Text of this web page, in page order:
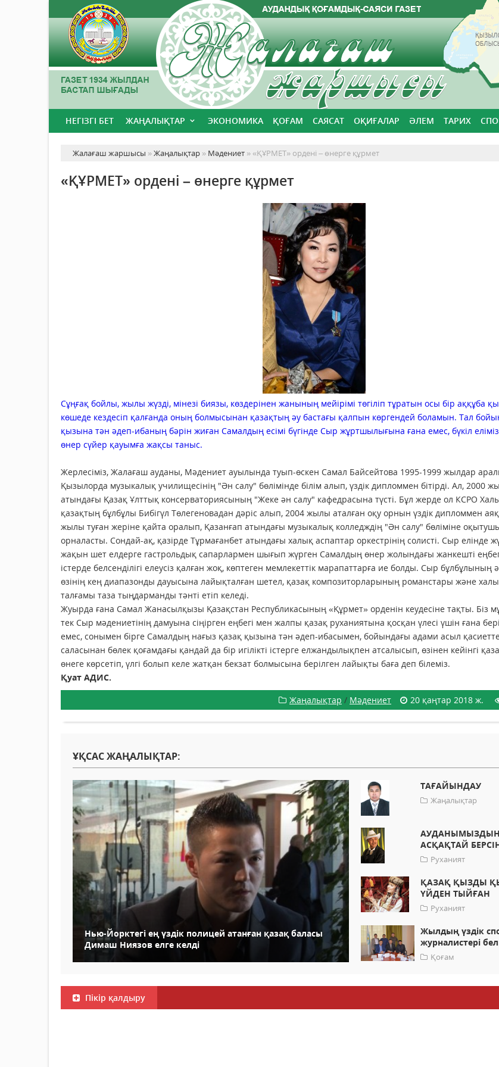
НЕГІЗГІ БЕТ ЖАҢАЛЫҚТАР ЭКОНОМИКА ҚОҒАМ САЯСАТ ОҚИҒАЛАР ӘЛЕМ ТАРИХ
Жалағаш жаршысы »Жаңалықтар » Мәдениет » «ҚҰРМЕТ» ордені – өнерге құрмет
«ҚҰРМЕТ» ордені – өнерге құрмет
Сұңғақ бойлы, жылы жүзді, мінезі биязы, көздерінен жанының мейірімі төгіліп тұратын осы бір аққұба
көшеде кездесіп қалғанда оның болмысынан қазақтың әу бастағы қалпын көргендей боламын. Тал
қызына тән әдеп-ибаның бәрін жиған Самалдың есімі бүгінде Сыр жұртшылығына ғана емес, бүкіл
өнер сүйер қауымға жақсы таныс.
Жерлесіміз, Жалағаш ауданы, Мәдениет ауылында туып-өскен Самал Байсейтова 1995-1999 жылдар
Қызылорда музыкалық училищесінің "Ән салу" бөлімінде білім алып, үздік дипломмен бітірді. Ал, 2000
атындағы Қазақ Ұлттық консерваториясының "Жеке ән салу" кафедрасына түсті. Бұл жерде ол КСРО
қазақтың бұлбұлы Бибігүл Төлегеновадан дәріс алып, 2004 жылы аталған оқу орнын үздік дипломмен
жылы туған жеріне қайта оралып, Қазанғап атындағы музыкалық колледждің "Ән салу" бөліміне
орналасты. Сондай-ақ, қазірде Тұрмағанбет атындағы халық аспаптар оркестрінің солисті. Сыр елінде
жақын шет елдерге гастрольдық сапарлармен шығып жүрген Самалдың өнер жолындағы жанкешті
істерде белсенділігі елеусіз қалған жоқ, көптеген мемлекеттік марапаттарға ие болды. Сыр
өзінің кең диапазонды дауысына лайықталған шетел, қазақ композиторларының романстары және
талғамы таза тыңдарманды тәнті етіп келеді.
Жуырда ғана Самал Жанасылқызы Қазақстан Республикасының «Құрмет» орденін кеудесіне тақты. Біз
тек Сыр мәдениетінің дамуына сіңірген еңбегі мен жалпы қазақ руханиятына қосқан үлесі үшін ғана
емес, сонымен бірге Самалдың нағыз қазақ қызына тән әдеп-ибасымен, бойындағы адами асыл
саласынан бөлек қоғамдағы қандай да бір игілікті істерге елжандылықпен атсалысып, өзінен кейінгі
өнеге көрсетіп, үлгі болып келе жатқан бекзат болмысына берілген лайықты баға деп білеміз.
Қуат АДИС.
Жаңалықтар / Мәдениет 20 қаңтар 2018 ж.
ҰҚСАС ЖАҢАЛЫҚТАР:
Нью-Йорктегі ең үздік полицей атанған қазақ баласы
Димаш Ниязов елге келді
ТАҒАЙЫНДАУ
Жаңалықтар
АСҚАҚТАЙ
Руханият
ҚАЗАҚ ҚЫЗДЫ
ҮЙДЕН ТЫЙҒАН
Руханият
Жылдың үздік
журналистері
Қоғам
Пікір қалдыру